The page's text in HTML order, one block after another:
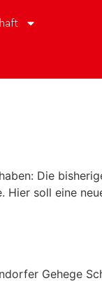
Die
soll eine
Gehege